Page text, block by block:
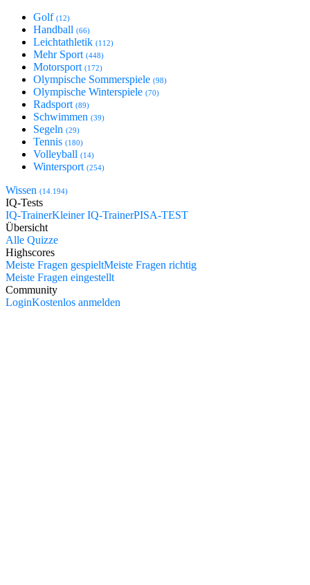
Golf (12)
Handball (66)
Leichtathletik (112)
Mehr Sport (448)
Motorsport (172)
Olympische Sommerspiele (98)
Olympische Winterspiele (70)
Radsport (89)
Schwimmen (39)
Segeln (29)
Tennis (180)
Volleyball (14)
Wintersport (254)
Wissen (14.194)
IQ-Tests
IQ-TrainerKleiner IQ-TrainerPISA-TEST
Übersicht
Alle Quizze
Highscores
Meiste Fragen gespieltMeiste Fragen richtig
Meiste Fragen eingestellt
Community
LoginKostenlos anmelden